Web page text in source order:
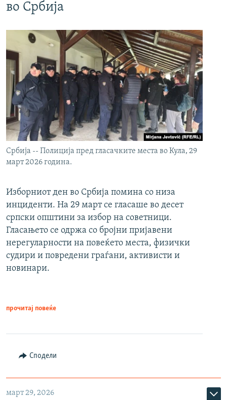
во Србија
Србија -- Полиција пред гласачките места во Кула, 29
март 2026 година.
Изборниот ден во Србија помина со низа
инциденти. На 29 март се гласаше во десет
српски општини за избор на советници.
Гласањето се одржа со бројни пријавени
нерегуларности на повеќето места, физички
судири и повредени граѓани, активисти и
новинари.
прочитај повеќе
Сподели
март 29, 2026